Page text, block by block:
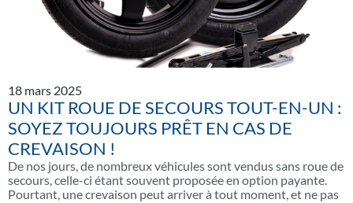
18 mars 2025
UN KIT ROUE DE SECOURS TOUT-EN-UN :
SOYEZ TOUJOURS PRÊT EN CAS DE
CREVAISON !
De nos jours, de nombreux véhicules sont vendus sans roue de
secours, celle-ci étant souvent proposée en option payante.
Pourtant, une crevaison peut arriver à tout moment, et ne pas